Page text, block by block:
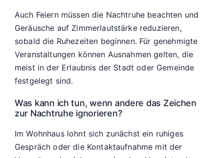
Auch Feiern müssen die Nachtruhe beachten und
Geräusche auf Zimmerlautstärke reduzieren,
sobald die Ruhezeiten beginnen. Für genehmigte
Veranstaltungen können Ausnahmen gelten, die
meist in der Erlaubnis der Stadt oder Gemeinde
festgelegt sind.
Was kann ich tun, wenn andere das Zeichen
zur Nachtruhe ignorieren?
Im Wohnhaus lohnt sich zunächst ein ruhiges
Gespräch oder die Kontaktaufnahme mit der